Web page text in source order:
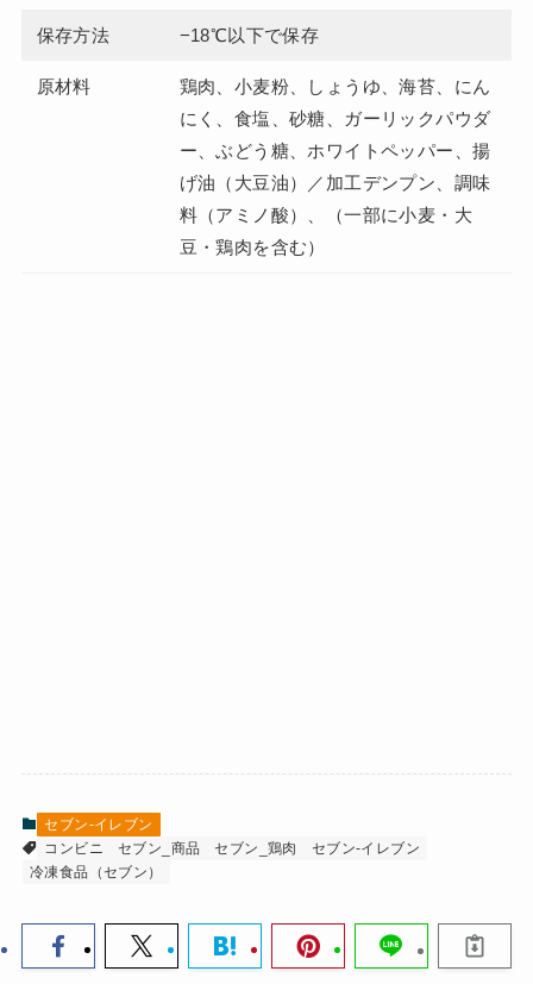
保存方法 −18℃以下で保存
原材料
鶏肉、小麦粉、しょうゆ、海苔、にん
にく、食塩、砂糖、ガーリックパウダ
ー、ぶどう糖、ホワイトペッパー、揚
げ油（大豆油）／加工デンプン、調味
料（アミノ酸）、（一部に小麦・大
豆・鶏肉を含む）
セブン-イレブン
コンビニ
セブン_商品 セブン_鶏肉
セブン-イレブン
冷凍食品（セブン）